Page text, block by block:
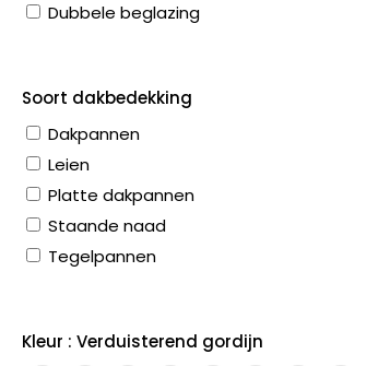
Dubbele beglazing
Soort dakbedekking
Dakpannen
Leien
Platte dakpannen
Staande naad
Tegelpannen
Kleur : Verduisterend gordijn